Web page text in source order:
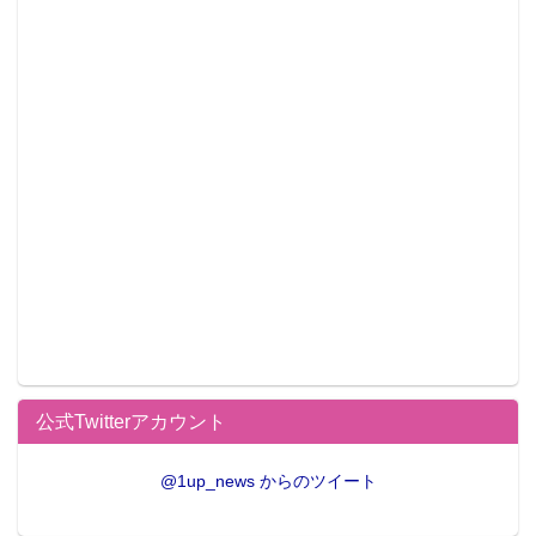
公式Twitterアカウント
@1up_news からのツイート